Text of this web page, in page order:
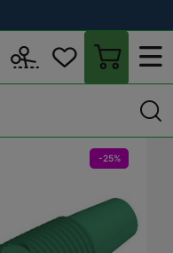
Akcesoria do
-25%